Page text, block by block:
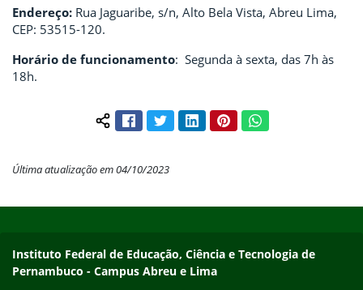
Endereço: Rua Jaguaribe, s/n, Alto Bela Vista, Abreu Lima,
CEP: 53515-120.
Horário de funcionamento: Segunda à sexta, das 7h às
18h.
Compartilhar conteúdo:
FacebookTwitterLinkedInPinterestWhatsApp
Última atualização em 04/10/2023
Instituto Federal de Educação, Ciência e Tecnologia de
Pernambuco - Campus Abreu e Lima